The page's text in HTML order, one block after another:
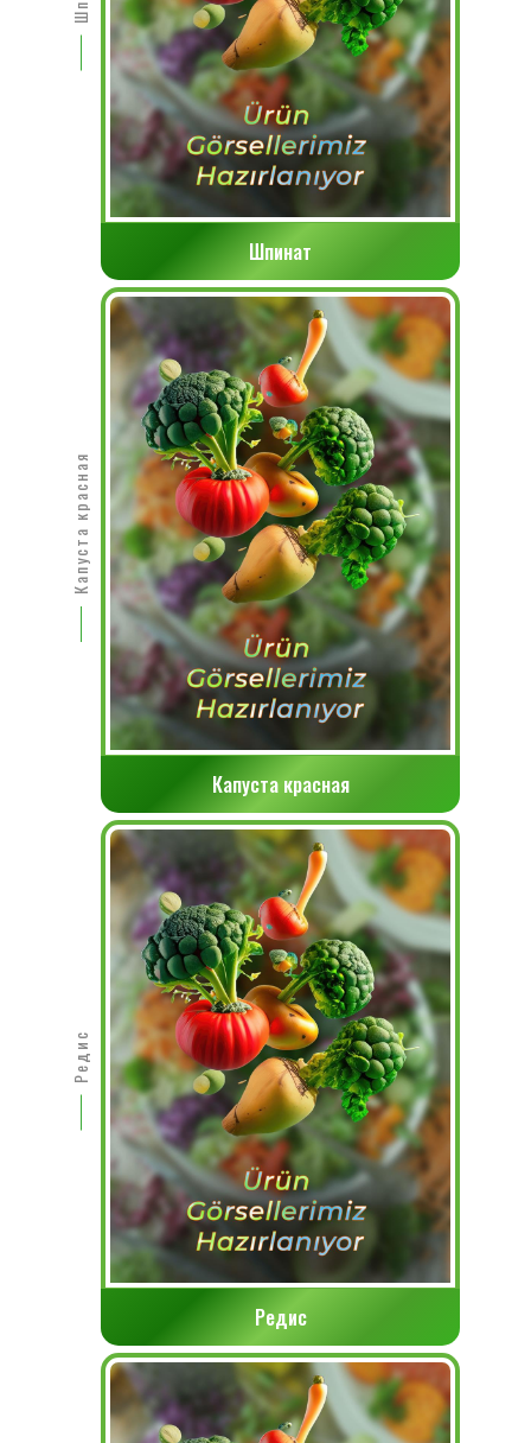
Шпинат
Капуста красная
Капуста красная
Редис
Редис